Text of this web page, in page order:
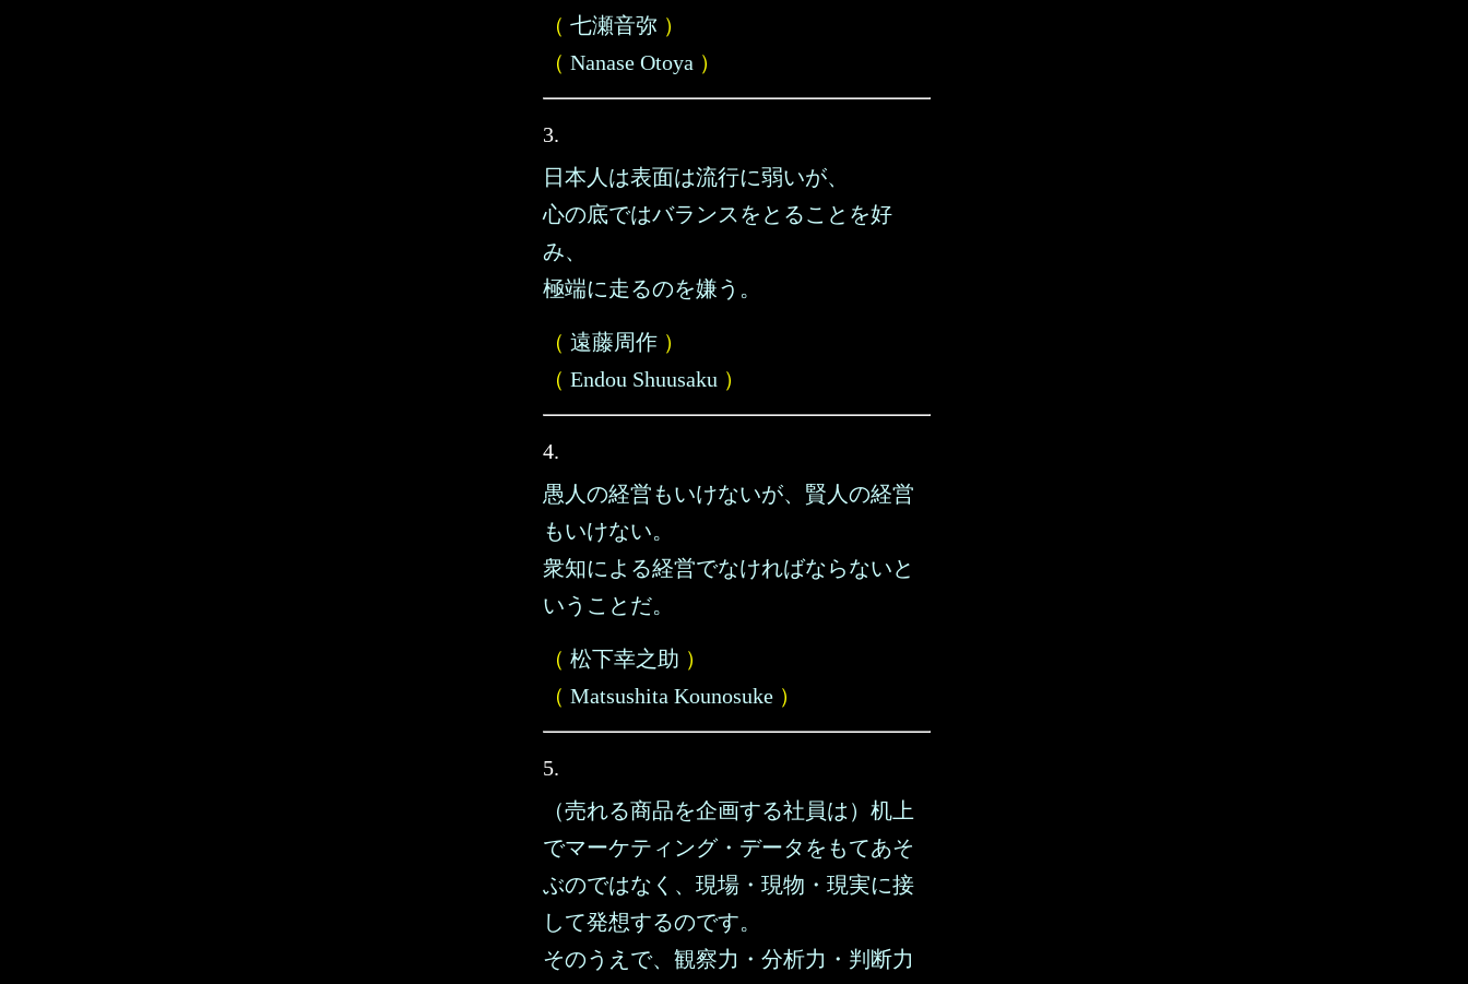
（ 七瀬音弥 ）
（ Nanase Otoya ）
3.
日本人は表面は流行に弱いが、
心の底ではバランスをとることを好
み、
極端に走るのを嫌う。
（ 遠藤周作 ）
（ Endou Shuusaku ）
4.
愚人の経営もいけないが、賢人の経営
もいけない。
衆知による経営でなければならないと
いうことだ。
（ 松下幸之助 ）
（ Matsushita Kounosuke ）
5.
（売れる商品を企画する社員は）机上
でマーケティング・データをもてあそ
ぶのではなく、現場・現物・現実に接
して発想するのです。
そのうえで、観察力・分析力・判断力